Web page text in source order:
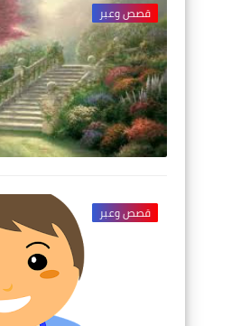
قصص وعبر
قصص وعبر